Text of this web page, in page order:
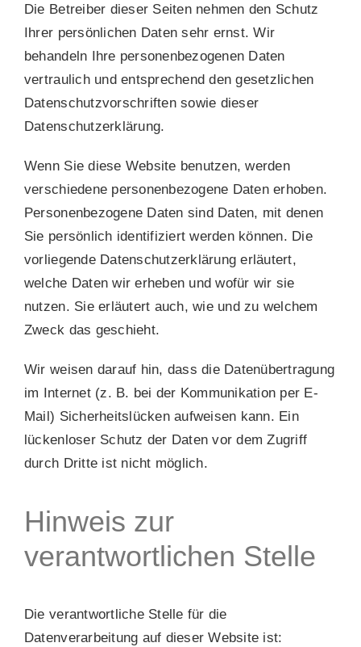
Die Betreiber dieser Seiten nehmen den Schutz
Ihrer persönlichen Daten sehr ernst. Wir
behandeln Ihre personenbezogenen Daten
vertraulich und entsprechend den gesetzlichen
Datenschutzvorschriften sowie dieser
Datenschutzerklärung.
Wenn Sie diese Website benutzen, werden
verschiedene personenbezogene Daten erhoben.
Personenbezogene Daten sind Daten, mit denen
Sie persönlich identifiziert werden können. Die
vorliegende Datenschutzerklärung erläutert,
welche Daten wir erheben und wofür wir sie
nutzen. Sie erläutert auch, wie und zu welchem
Zweck das geschieht.
Wir weisen darauf hin, dass die Datenübertragung
im Internet (z. B. bei der Kommunikation per E-
Mail) Sicherheitslücken aufweisen kann. Ein
lückenloser Schutz der Daten vor dem Zugriff
durch Dritte ist nicht möglich.
Hinweis zur
verantwortlichen Stelle
Die verantwortliche Stelle für die
Datenverarbeitung auf dieser Website ist: